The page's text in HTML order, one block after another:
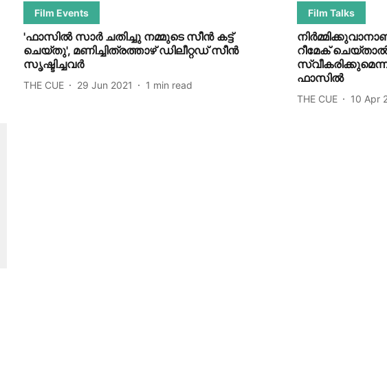
Film Events
'ഫാസില്‍ സാര്‍ ചതിച്ചു നമ്മുടെ സീന്‍ കട്ട്
ചെയ്തു', മണിച്ചിത്രത്താഴ് ഡിലീറ്റഡ് സീന്‍
സൃഷ്ടിച്ചവര്‍
THE CUE 29 Jun 2021 1 min read
Film Talks
റീമേക്
ഫാസിൽ
THE CUE 10 Apr